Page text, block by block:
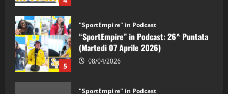
5
"SportEmpire" in Podcast
“SportEmpire” in Podcast: 26^ Puntata
(Martedi 07 Aprile 2026)
08/04/2026
"SportEmpire" in Podcast